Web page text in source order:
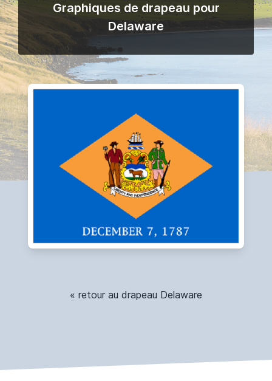
Graphiques de drapeau pour
Delaware
« retour au drapeau Delaware